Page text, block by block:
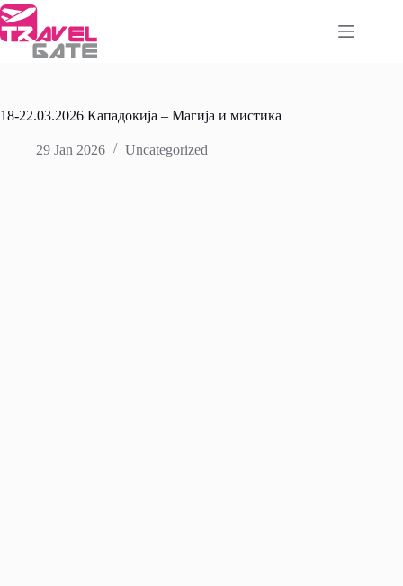
Skip
to
content
18-22.03.2026 Кападокија – Магија и мистика
29 Jan 2026 Uncategorized